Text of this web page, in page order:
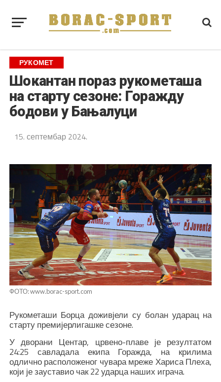
РУКОМЕТ
Шокантан пораз рукометаша
на старту сезоне: Горажду
бодови у Бањалуци
15. септембар 2024.
ФОТО: www.borac-sport.com
Рукометаши Борца доживјели су болан ударац на
старту премијерлигашке сезоне.
У дворани Центар, црвено-плаве је резултатом
24:25 савладала екипа Горажда, на крилима
одлично расположеног чувара мреже Хариса Плеха,
који је зауставио чак 22 ударца наших играча.